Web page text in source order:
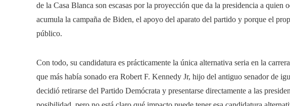
de la Casa Blanca son escasas por la proyección que da la presidencia a quien
acumula la campaña de Biden, el apoyo del aparato del partido y porque el
público.
Con todo, su candidatura es prácticamente la única alternativa seria en la
que más había sonado era Robert F. Kennedy Jr, hijo del antiguo senador de
decidió retirarse del Partido Demócrata y presentarse directamente a las